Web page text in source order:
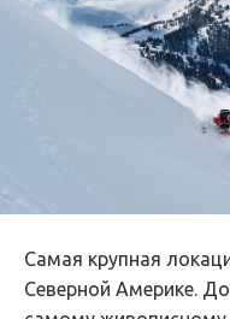
Самая крупная
Северной Америке.